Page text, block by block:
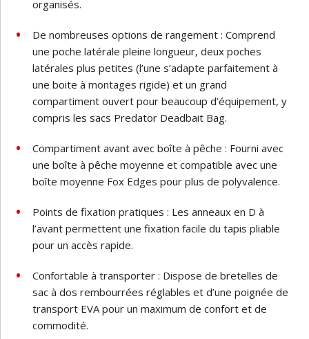
organisés.
De nombreuses options de rangement : Comprend
une poche latérale pleine longueur, deux poches
latérales plus petites (l’une s’adapte parfaitement à
une boite à montages rigide) et un grand
compartiment ouvert pour beaucoup d’équipement, y
compris les sacs Predator Deadbait Bag.
Compartiment avant avec boîte à pêche : Fourni avec
une boîte à pêche moyenne et compatible avec une
boîte moyenne Fox Edges pour plus de polyvalence.
Points de fixation pratiques : Les anneaux en D à
l’avant permettent une fixation facile du tapis pliable
pour un accès rapide.
Confortable à transporter : Dispose de bretelles de
sac à dos rembourrées réglables et d’une poignée de
transport EVA pour un maximum de confort et de
commodité.